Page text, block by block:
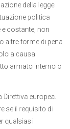
della legge
politica
e costante, non
altre forme di pena
a causa
armato interno o
europea.
se il requisito di
qualsiasi